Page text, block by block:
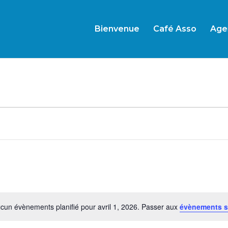
Bienvenue Café Asso
Notice
évènements planifié pour avril 1, 2026. Passer aux évènements